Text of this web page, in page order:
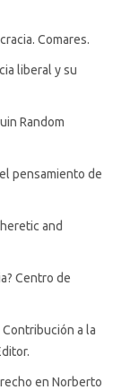
Comares.
liberal y su
Random
pensamiento de
and
Centro de
a la
en Norberto